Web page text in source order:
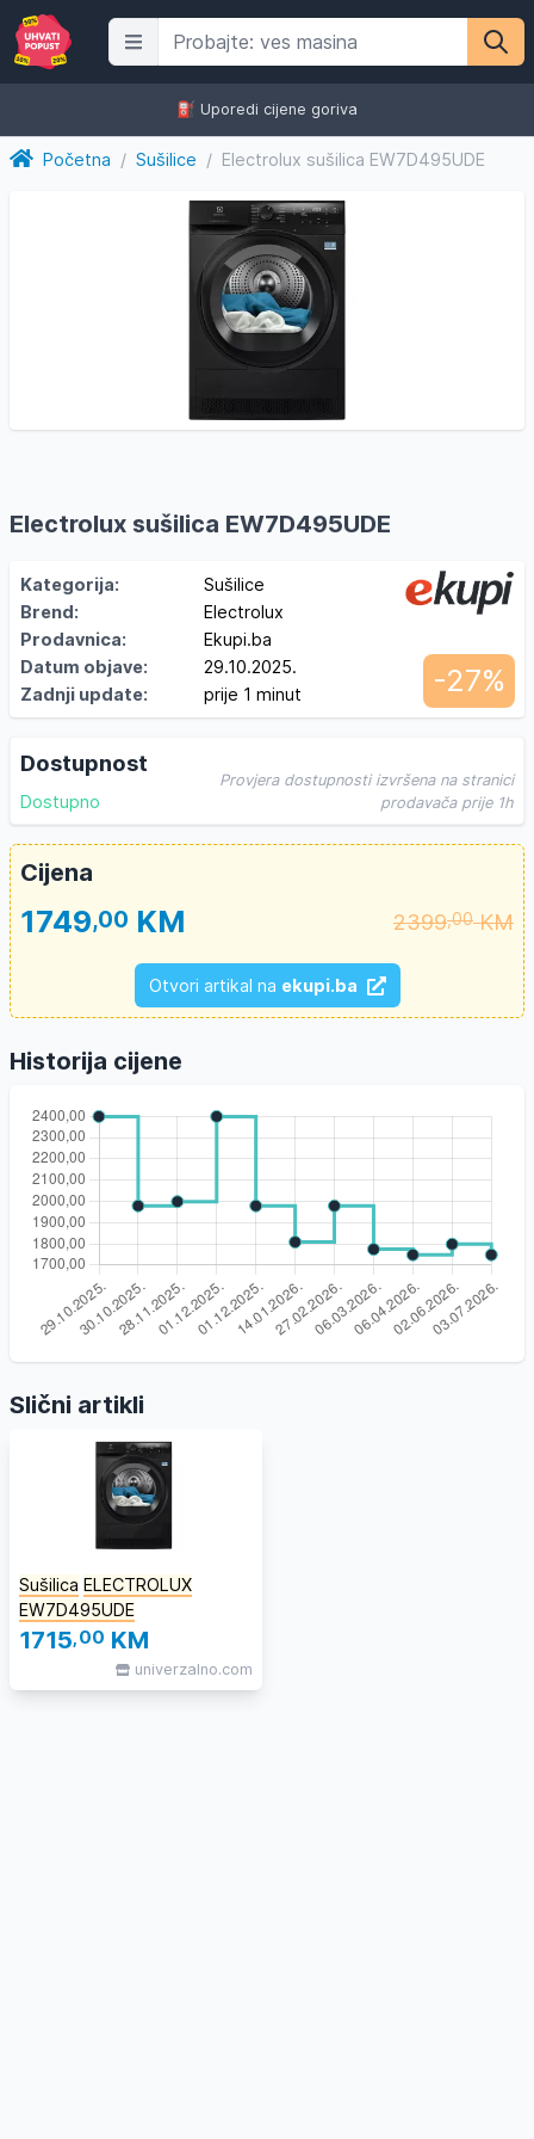
⛽️ Uporedi cijene goriva
Početna / Sušilice / Electrolux sušilica EW7D495UDE
Electrolux sušilica EW7D495UDE
Kategorija:
Sušilice
Brend:
Electrolux
Prodavnica:
Ekupi.ba
Datum objave:
29.10.2025.
Zadnji update:
prije 1 minut -27%
Dostupnost
Dostupno
Provjera dostupnosti izvršena na stranici
prodavača prije 1h
Cijena
1749,00 KM 2399,00KM
Otvori artikal na ekupi.ba
Historija cijene
Slični artikli
Sušilica ELECTROLUX
EW7D495UDE
1715,00 KM
univerzalno.com